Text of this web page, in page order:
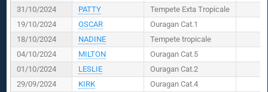
31/10/2024
PATTY
Tempete Exta Tropicale
19/10/2024
OSCAR
Ouragan Cat.1
18/10/2024
NADINE
Tempete tropicale
04/10/2024
MILTON
Ouragan Cat.5
01/10/2024
LESLIE
Ouragan Cat.2
29/09/2024
KIRK
Ouragan Cat.4